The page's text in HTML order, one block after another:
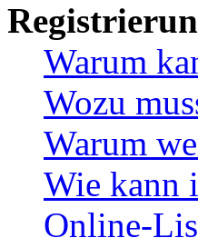
Warum
Wozu
Warum
Wie kann
Online-